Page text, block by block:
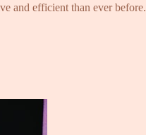
and efficient than ever before.